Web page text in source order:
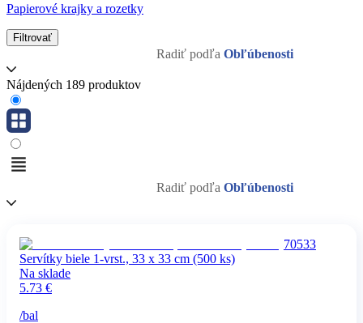
Papierové krajky a rozetky
Filtrovať
Radiť podľa Obľúbenosti
Nájdených 189 produktov
Radiť podľa Obľúbenosti
70533
Servítky biele 1-vrst., 33 x 33 cm (500 ks)
Na sklade
5.73 €
/bal